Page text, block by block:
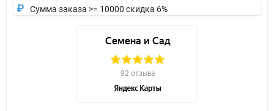
Сумма заказа >= 10000 скидка 6%